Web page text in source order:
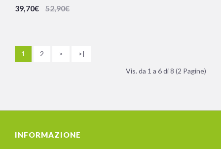
39,70€ 52,90€
1 2 > >|
Vis. da 1 a 6 di 8 (2 Pagine)
INFORMAZIONE